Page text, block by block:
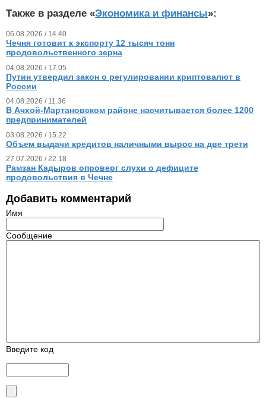
Также в разделе «Экономика и финансы»:
06.08.2026 / 14.40
Чечня готовит к экспорту 12 тысяч тонн
продовольственного зерна
04.08.2026 / 17.05
Путин утвердил закон о регулировании криптовалют в
России
04.08.2026 / 11.36
В Ачхой-Мартановском районе насчитывается более 1200
предпринимателей
03.08.2026 / 15.22
Объем выдачи кредитов наличными вырос на две трети
27.07.2026 / 22.18
Рамзан Кадыров опроверг слухи о дефиците
продовольствия в Чечне
Добавить комментарий
Имя
Сообщение
Введите код